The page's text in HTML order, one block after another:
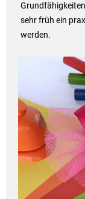
sehr früh ein
werden.